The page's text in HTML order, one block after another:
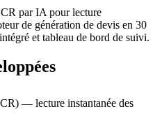
par IA pour lecture
de génération de devis en 30
et tableau de bord de suivi.
— lecture instantanée des